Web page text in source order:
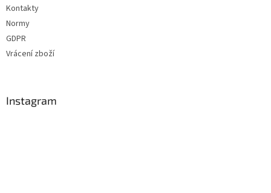
Kontakty
Normy
GDPR
Vrácení zboží
Instagram